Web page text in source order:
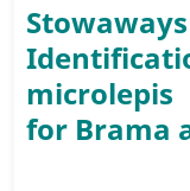
for Brama